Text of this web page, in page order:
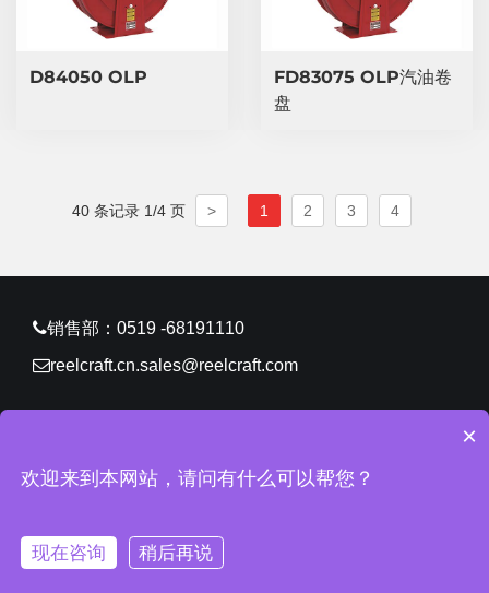
​D84050 OLP
​FD83075 OLP汽油卷
盘
40 条记录 1/4 页 > 1 2 3 4
销售部：0519 -68191110
reelcraft.cn.sales@reelcraft.com
CopyRight © 2026 锐技卷轴（常州）有限公司 版权所有
苏ICP备11061629号-2 网站地图 所有标签
主页 电话
×
欢迎来到本网站，请问有什么可以帮您？
现在咨询 稍后再说